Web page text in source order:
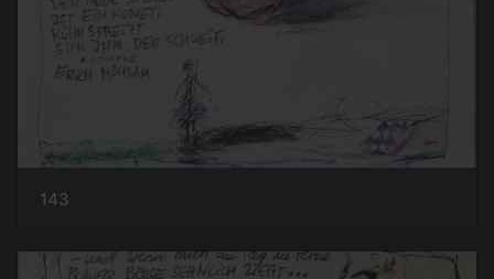
143